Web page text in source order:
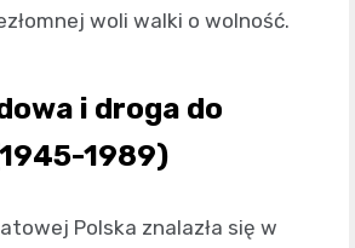
woli walki o wolność.
i droga do
1989)
Polska znalazła się w